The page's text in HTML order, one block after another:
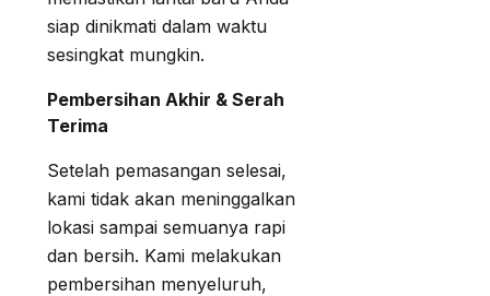
siap dinikmati dalam waktu
sesingkat mungkin.
Pembersihan Akhir & Serah
Terima
Setelah pemasangan selesai,
kami tidak akan meninggalkan
lokasi sampai semuanya rapi
dan bersih. Kami melakukan
pembersihan menyeluruh,